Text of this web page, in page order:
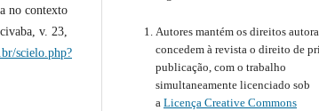
no contexto
v. 23,
scielo.php?
Autores mantém os direitos
concedem à revista o direito de
publicação, com o trabalho
simultaneamente licenciado sob
aLicença Creative Commons